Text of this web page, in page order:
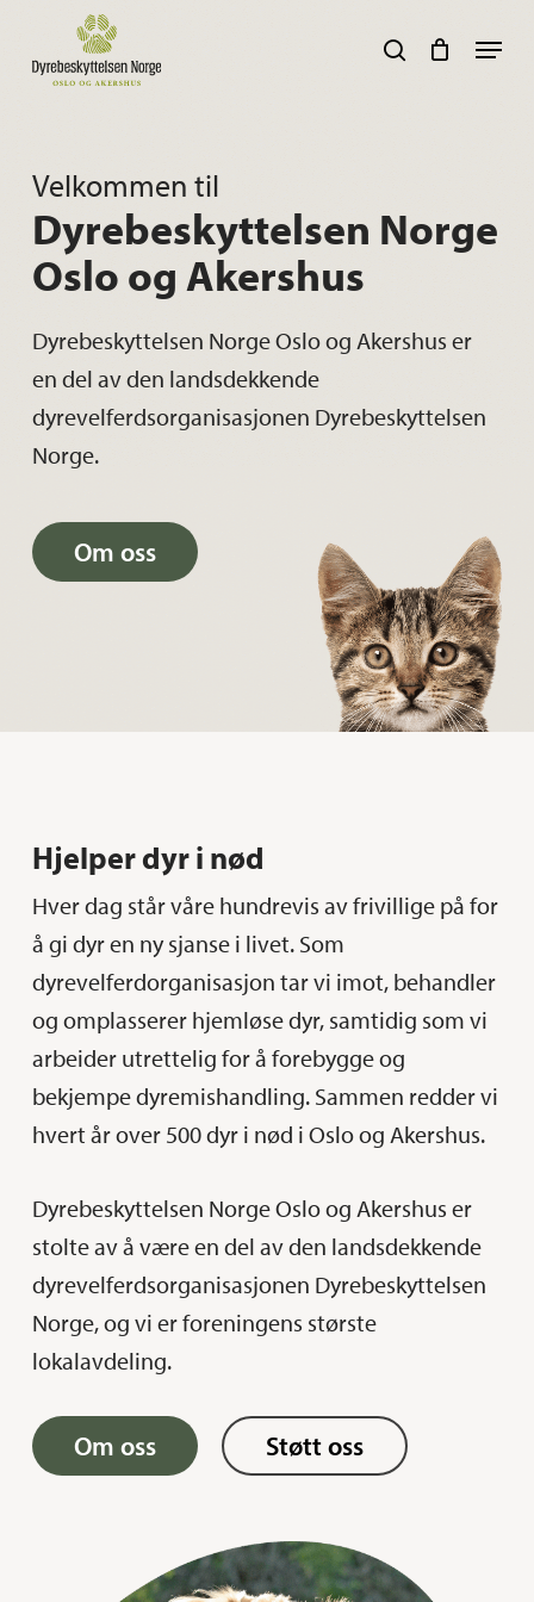
search
Velkommen til
Dyrebeskyttelsen Norge
Oslo og Akershus
Dyrebeskyttelsen Norge Oslo og Akershus er
en del av den landsdekkende
dyrevelferdsorganisasjonen Dyrebeskyttelsen
Norge.
Om oss
Hjelper dyr i nød
Hver dag står våre hundrevis av frivillige på for
å gi dyr en ny sjanse i livet. Som
dyrevelferdorganisasjon tar vi imot, behandler
og omplasserer hjemløse dyr, samtidig som vi
arbeider utrettelig for å forebygge og
bekjempe dyremishandling. Sammen redder vi
hvert år over 500 dyr i nød i Oslo og Akershus.
Dyrebeskyttelsen Norge Oslo og Akershus er
stolte av å være en del av den landsdekkende
dyrevelferdsorganisasjonen Dyrebeskyttelsen
Norge, og vi er foreningens største
lokalavdeling.
Om oss Støtt oss